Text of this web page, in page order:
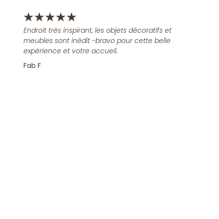
★★★★★
Endroit très inspirant, les objets décoratifs et
meubles sont inédit -bravo pour cette belle
expérience et votre accueil.
Fab F